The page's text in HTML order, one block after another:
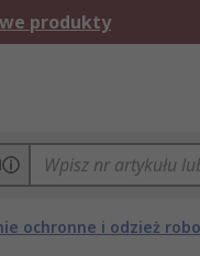
produkty
ochronne i odzież